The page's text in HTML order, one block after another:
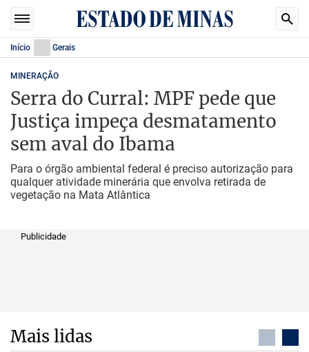
Início Gerais
MINERAÇÃO
Serra do Curral: MPF pede que
Justiça impeça desmatamento
sem aval do Ibama
Para o órgão ambiental federal é preciso autorização para
qualquer atividade minerária que envolva retirada de
vegetação na Mata Atlântica
Publicidade
Mais lidas